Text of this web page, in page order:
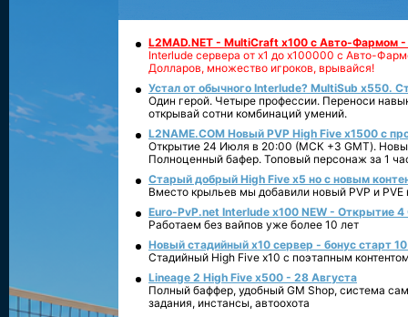
L2MAD.NET - MultiCraft x100 с Авто-Фармом
Interlude сервера от х1 до х100000 с Авто-
Долларов, множество игроков, врывайся!
Устал от обычного Interlude? MultiSub x550.
Один герой. Четыре профессии. Переноси
открывай сотни комбинаций умений.
L2NAME.COM Новый PVP High Five x1500 с
Открытие 24 Июля в 20:00 (МСК +3 GMT).
Полноценный бафер. Топовый персонаж за 1
Старый добрый High Five x5 но с новым
Вместо крыльев мы добавили новый PVP и PVE
Euro-PvP.net Interlude х100 NEW - Открытие 4
Работаем без вайпов уже более 10 лет
Новый стадийный х10 сервер - бонус старт
Стадийный High Five x10 с поэтапным
Lineage 2 High Five x500 - 28 Августа
Полный баффер, удобный GM Shop, система
задания, инстансы, автоохота